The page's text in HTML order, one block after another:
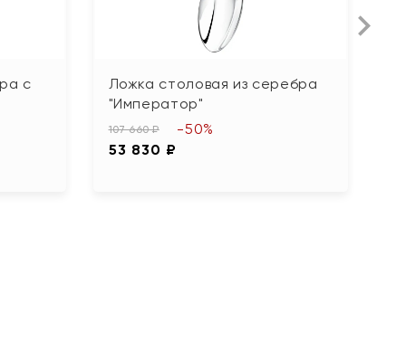
с
Ложка столовая из серебра
"Император"
107 660 ₽
53 830 ₽
-50%